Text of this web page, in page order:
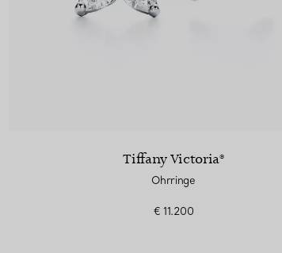
Tiffany Victoria®
Ohrringe
€ 11.200